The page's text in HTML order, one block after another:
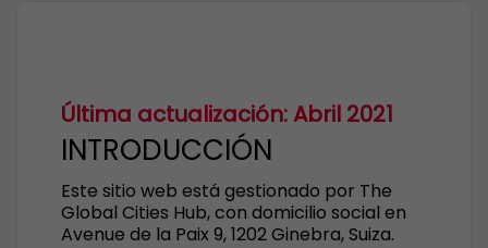
Última actualización: Abril 2021
INTRODUCCIÓN
Este sitio web está gestionado por The
Global Cities Hub, con domicilio social en
Avenue de la Paix 9, 1202 Ginebra, Suiza.